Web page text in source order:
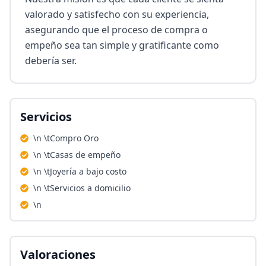
valorado y satisfecho con su experiencia,
asegurando que el proceso de compra o
empeño sea tan simple y gratificante como
debería ser.
Servicios
\n \tCompro Oro
\n \tCasas de empeño
\n \tJoyería a bajo costo
\n \tServicios a domicilio
\n
Valoraciones